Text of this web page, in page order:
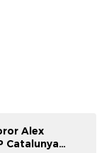
Alex
Catalunya